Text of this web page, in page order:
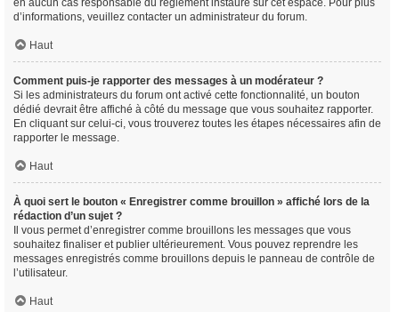
en aucun cas responsable du règlement instauré sur cet espace. Pour plus
d’informations, veuillez contacter un administrateur du forum.
Haut
Comment puis-je rapporter des messages à un modérateur ?
Si les administrateurs du forum ont activé cette fonctionnalité, un bouton
dédié devrait être affiché à côté du message que vous souhaitez rapporter.
En cliquant sur celui-ci, vous trouverez toutes les étapes nécessaires afin de
rapporter le message.
Haut
À quoi sert le bouton « Enregistrer comme brouillon » affiché lors de la
rédaction d’un sujet ?
Il vous permet d’enregistrer comme brouillons les messages que vous
souhaitez finaliser et publier ultérieurement. Vous pouvez reprendre les
messages enregistrés comme brouillons depuis le panneau de contrôle de
l’utilisateur.
Haut